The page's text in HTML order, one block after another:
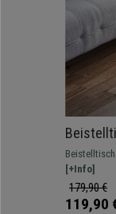
Abmessungen
Beistelltisch
Modernes
den
[+Info]
179,90 €
119,90